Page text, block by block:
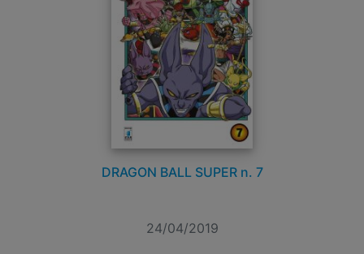
DRAGON BALL SUPER n. 7
24/04/2019